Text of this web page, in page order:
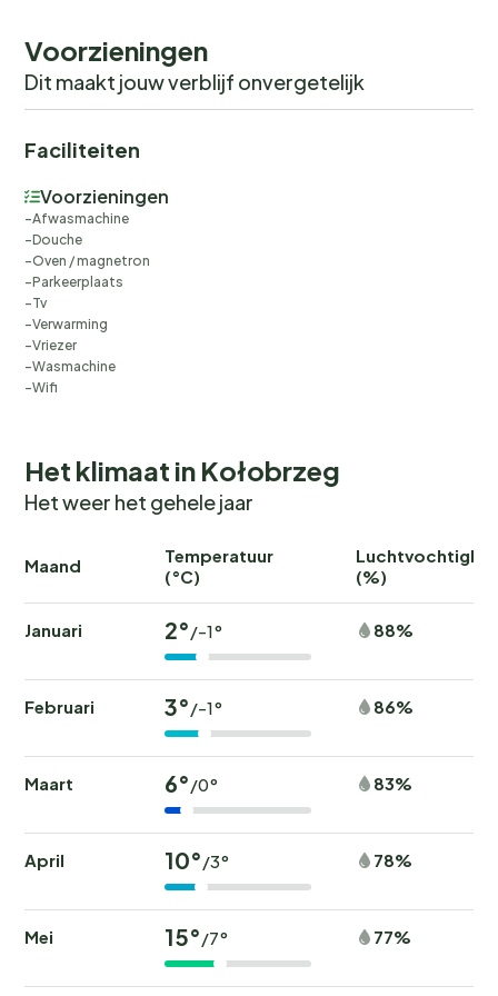
Type gebouw: meergezinshuis. bouwjaar: 2010. geen
groepsboeking. geen jeugdgroepen.
Voorzieningen
Dit maakt jouw verblijf onvergetelijk
Faciliteiten
Voorzieningen
Afwasmachine
Douche
Oven / magnetron
Parkeerplaats
Tv
Verwarming
Vriezer
Wasmachine
Wifi
Het klimaat in Kołobrzeg
Het weer het gehele jaar
Maand
Temperatuur
(°C)
(%)
Januari 2° /-1° 88%
Februari 3° /-1° 86%
Maart 6° /0° 83%
April 10° /3° 78%
Mei 15° /7° 77%